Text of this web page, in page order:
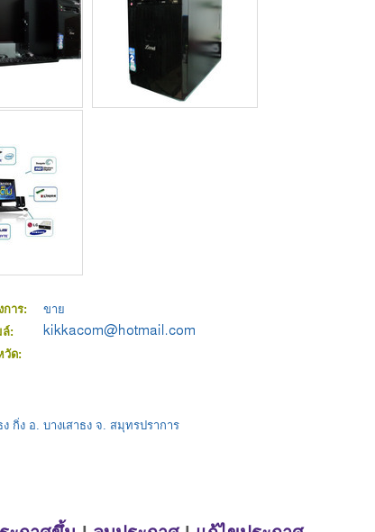
การ:
ขาย
ล์:
วัด:
กิ่ง อ. บางเสาธง จ. สมุทรปราการ